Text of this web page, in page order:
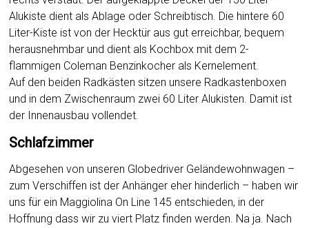
Alukiste dient als Ablage oder Schreibtisch. Die hintere 60
Liter-Kiste ist von der Hecktür aus gut erreichbar, bequem
herausnehmbar und dient als Kochbox mit dem 2-
flammigen Coleman Benzinkocher als Kernelement.
Auf den beiden Radkästen sitzen unsere Radkastenboxen
und in dem Zwischenraum zwei 60 Liter Alukisten. Damit ist
der Innenausbau vollendet.
Schlafzimmer
Abgesehen von unseren Globedriver Geländewohnwagen –
zum Verschiffen ist der Anhänger eher hinderlich – haben wir
uns für ein Maggiolina On Line 145 entschieden, in der
Hoffnung dass wir zu viert Platz finden werden. Na ja. Nach